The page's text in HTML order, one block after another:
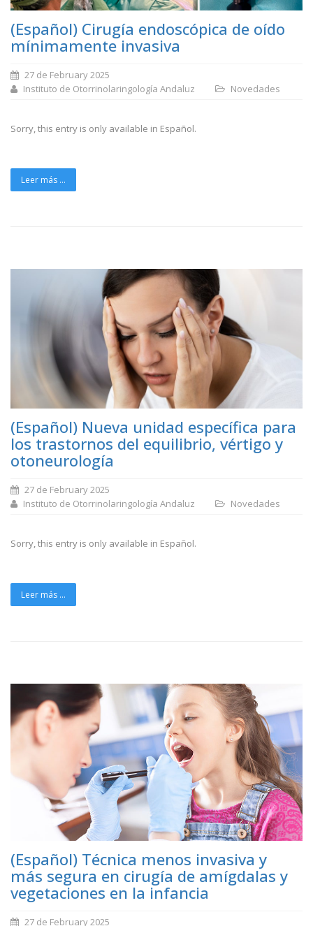
(Español) Cirugía endoscópica de oído
mínimamente invasiva
27 de February 2025
Instituto de Otorrinolaringología Andaluz
Novedades
Sorry, this entry is only available in Español.
Leer más ...
(Español) Nueva unidad específica para
los trastornos del equilibrio, vértigo y
otoneurología
27 de February 2025
Instituto de Otorrinolaringología Andaluz
Novedades
Sorry, this entry is only available in Español.
Leer más ...
(Español) Técnica menos invasiva y
más segura en cirugía de amígdalas y
vegetaciones en la infancia
27 de February 2025